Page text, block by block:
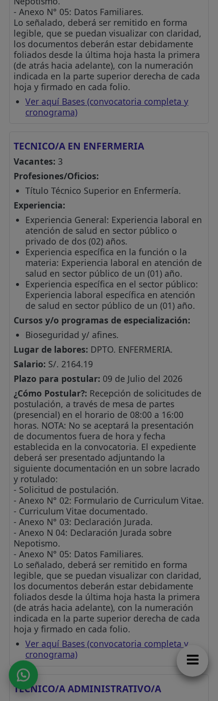
- Anexo N° 05: Datos Familiares.
Lo señalado, deberá ser remitido en forma
legible, que se puedan visualizar con claridad,
los documentos deberán estar debidamente
foliados desde la última hoja hasta la primera
(de atrás hacia adelante), con la numeración
indicada en la parte superior derecha de cada
hoja y firmado en cada folio.
Ver aquí Bases (convocatoria completa y
cronograma)
TECNICO/A EN ENFERMERIA
Vacantes: 3
Profesiones/Oficios:
Título Técnico Superior en Enfermería.
Experiencia:
Experiencia General: Experiencia laboral en
atención de salud en sector público o
privado de dos (02) años.
Experiencia específica en la función o la
materia: Experiencia laboral en atención de
salud en sector público de un (01) año.
Experiencia específica en el sector público:
Experiencia laboral específica en atención
de salud en sector público de un (01) año.
Cursos y/o programas de especialización:
Bioseguridad y/ afines.
Lugar de labores: DPTO. ENFERMERIA.
Salario: S/. 2164.19
Plazo para postular: 09 de Julio del 2026
¿Cómo Postular?: Recepción de solicitudes de
postulación, a través de mesa de partes
(presencial) en el horario de 08:00 a 16:00
horas. NOTA: No se aceptará la presentación
de documentos fuera de hora y fecha
establecida en la convocatoria. El expediente
deberá ser presentado adjuntando la
siguiente documentación en un sobre lacrado
y rotulado:
- Solicitud de postulación.
- Anexo N° 02: Formulario de Curriculum Vitae.
- Curriculum Vitae documentado.
- Anexo N° 03: Declaración Jurada.
- Anexo N 04: Declaración Jurada sobre
Nepotismo.
- Anexo N° 05: Datos Familiares.
Lo señalado, deberá ser remitido en forma
legible, que se puedan visualizar con claridad,
los documentos deberán estar debidamente
foliados desde la última hoja hasta la primera
(de atrás hacia adelante), con la numeración
indicada en la parte superior derecha de cada
hoja y firmado en cada folio.
Ver aquí Bases (convocatoria completa y
cronograma)
TECNICO/A ADMINISTRATIVO/A